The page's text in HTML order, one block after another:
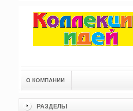
О КОМПАНИИ
РАЗДЕЛЫ